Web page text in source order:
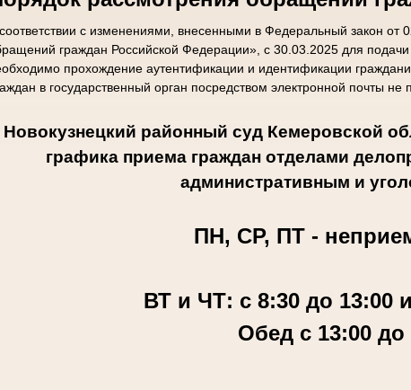
с изменениями, внесенными в Федеральный закон
граждан Российской Федерации», с 30.03.2025 для
прохождение аутентификации и идентификации
в государственный орган посредством электронной почты не
Новокузнецкий районный суд Кемеровской
графика приема граждан отделами
административным и
ПН, СР, ПТ -
ВТ и ЧТ: с 8:30 до 13:00
Обед с 13:00 до